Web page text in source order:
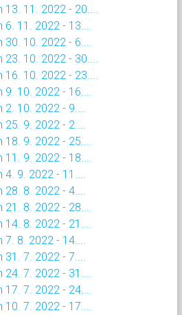
11. 2022 - 20....
11. 2022 - 13....
10. 2022 - 6....
10. 2022 - 30....
10. 2022 - 23....
10. 2022 - 16....
10. 2022 - 9....
9. 2022 - 2....
9. 2022 - 25....
9. 2022 - 18....
9. 2022 - 11....
8. 2022 - 4....
8. 2022 - 28....
8. 2022 - 21....
8. 2022 - 14....
7. 2022 - 7....
7. 2022 - 31....
7. 2022 - 24....
7. 2022 - 17....